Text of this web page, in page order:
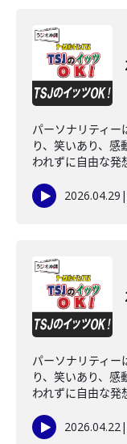
パーソナリティー
り、笑いあり、
われずに自由な発
2026.04.29 |
パーソナリティー
り、笑いあり、
われずに自由な発
2026.04.22|